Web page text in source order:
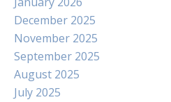
December 2025
November 2025
September 2025
August 2025
July 2025